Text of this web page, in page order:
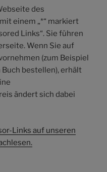
des
einem „*“ markiert
Links“. Sie führen
Wenn Sie auf
(zum Beispiel
bestellen), erhält
ändert sich dabei
Links auf unseren